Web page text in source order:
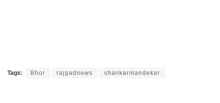
Tags: Bhor rajgadnews shankarmandekar